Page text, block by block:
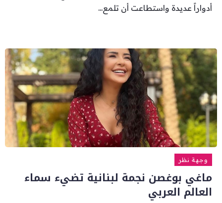
أدواراً عديدة واستطاعت أن تلمع...
وجهة نظر
ماغي بوغصن نجمة لبنانية تضيء سماء
العالم العربي